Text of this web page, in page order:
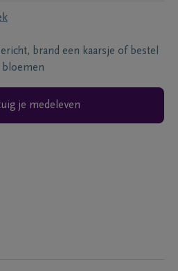
brand een kaarsje of bestel
bloemen
je medeleven